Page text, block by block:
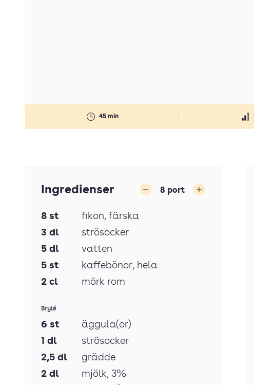
45 min
Ingredienser 8 port
8 st
fikon, färska
3 dl
strösocker
5 dl
vatten
5 st kaffebönor, hela
2 cl mörk rom
Brylé
6 st
äggula(or)
1 dl
strösocker
2,5 dl
grädde
2 dl mjölk, 3%